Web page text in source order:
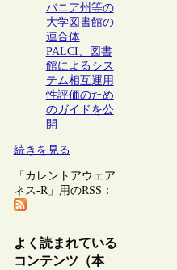
バニア州等の
大学図書館の
連合体
PALCI、図書
館によるシス
テム相互運用
性評価のため
のガイドを公
開
続きを見る
「カレントアウェア
ネス-R」用のRSS：
よく読まれている
コンテンツ（本